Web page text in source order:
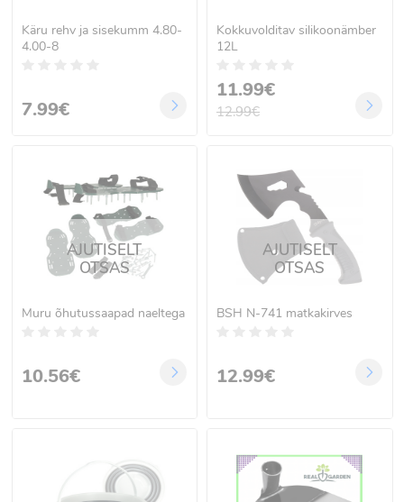
Käru rehv ja sisekumm 4.80-
4.00-8
7.99€
Kokkuvolditav silikoonämber
12L
11.99€
12.99€
AJUTISELT
OTSAS
Muru õhutussaapad naeltega
10.56€
AJUTISELT
OTSAS
BSH N-741 matkakirves
12.99€